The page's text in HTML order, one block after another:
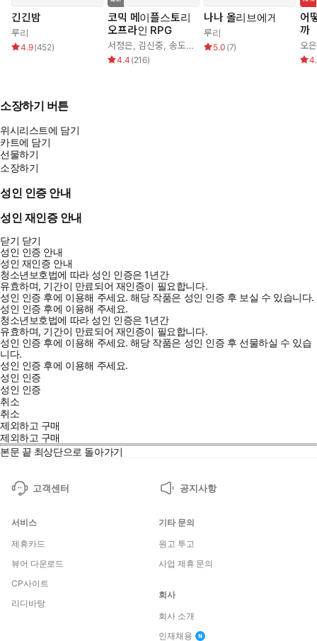
긴긴밤
루리
4.9(452)
코믹 메이플스토리
오프라인 RPG
서정은, 김신중, 송도수
4.4 (216)
나나 올리브에게
루리
5.0 (7)
어
까
오
소장하기 버튼
위시리스트에 담기
카트에 담기
선물하기
소장하기
성인 인증 안내
성인 재인증 안내
닫기 닫기
성인 인증 안내
성인 재인증 안내
청소년보호법에 따라 성인 인증은 1년간
유효하며, 기간이 만료되어 재인증이 필요합니다.
성인 인증 후에 이용해 주세요.해당 작품은 성인 인증 후 보실 수 있습니다.
성인 인증 후에 이용해 주세요.
청소년보호법에 따라 성인 인증은 1년간
유효하며, 기간이 만료되어 재인증이 필요합니다.
성인 인증 후에 이용해 주세요.해당 작품은 성인 인증 후 선물하실 수 있습
니다.
성인 인증 후에 이용해 주세요.
성인 인증
성인 인증
취소
취소
제외하고 구매
제외하고 구매
본문 끝 최상단으로 돌아가기
고객센터 공지사항
서비스
제휴카드
뷰어 다운로드
CP사이트
리디바탕
기타 문의
원고 투고
사업 제휴 문의
회사
회사 소개
인재채용